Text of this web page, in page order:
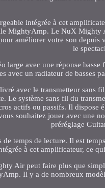
intégrée à cet
MightyAmp. Le NuX Mighty
améliorer votre son
le
large avec une réponse
avec un radiateur de basses
avec le transmetteur sans
Le système sans fil du
actifs ou passifs. Il dispose
souhaitez jouer avec une
préréglage
de temps de lecture. Il est
à cet amplificateur, ce
Air peut faire plus que
Il y a de nombreux